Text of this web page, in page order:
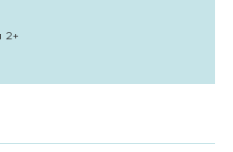
2+